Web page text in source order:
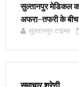
सुल्तानपुर मेडिकल
अफरा-तफरी के बीच
सुल्तानपुर टाइम्स